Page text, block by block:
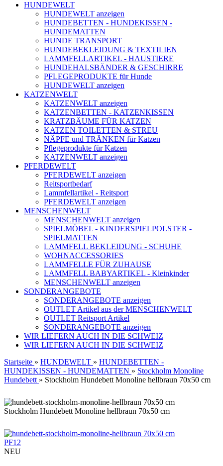
HUNDEWELT
HUNDEWELT anzeigen
HUNDEBETTEN - HUNDEKISSEN -
HUNDEMATTEN
HUNDE TRANSPORT
HUNDEBEKLEIDUNG & TEXTILIEN
LAMMFELLARTIKEL - HAUSTIERE
HUNDEHALSBÄNDER & GESCHIRRE
PFLEGEPRODUKTE für Hunde
HUNDEWELT anzeigen
KATZENWELT
KATZENWELT anzeigen
KATZENBETTEN - KATZENKISSEN
KRATZBÄUME FÜR KATZEN
KATZEN TOILETTEN & STREU
NÄPFE und TRÄNKEN für Katzen
Pflegeprodukte für Katzen
KATZENWELT anzeigen
PFERDEWELT
PFERDEWELT anzeigen
Reitsportbedarf
Lammfellartikel - Reitsport
PFERDEWELT anzeigen
MENSCHENWELT
MENSCHENWELT anzeigen
SPIELMÖBEL - KINDERSPIELPOLSTER -
SPIELMATTEN
LAMMFELL BEKLEIDUNG - SCHUHE
WOHNACCESSORIES
LAMMFELLE FÜR ZUHAUSE
LAMMFELL BABYARTIKEL - Kleinkinder
MENSCHENWELT anzeigen
SONDERANGEBOTE
SONDERANGEBOTE anzeigen
OUTLET Artikel aus der MENSCHENWELT
OUTLET Reitsport Artikel
SONDERANGEBOTE anzeigen
WIR LIEFERN AUCH IN DIE SCHWEIZ
WIR LIEFERN AUCH IN DIE SCHWEIZ
Startseite » HUNDEWELT » HUNDEBETTEN -
HUNDEKISSEN - HUNDEMATTEN » Stockholm Monoline
Hundebett » Stockholm Hundebett Monoline hellbraun 70x50 cm
Stockholm Hundebett Monoline hellbraun 70x50 cm
PF12
NEU